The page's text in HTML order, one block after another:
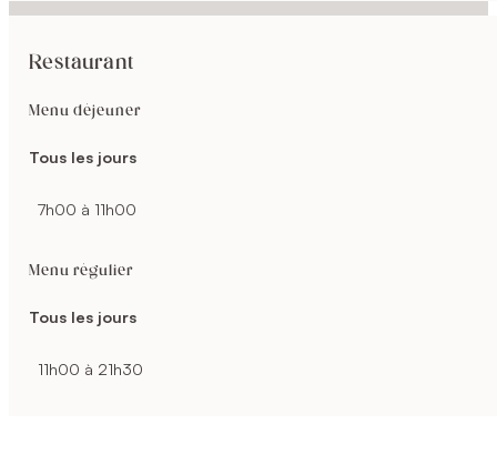
Restaurant
Menu déjeuner
Tous les jours
7h00 à 11h00
Menu régulier
Tous les jours
11h00 à 21h30